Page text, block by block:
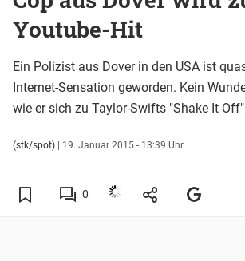
Youtube-Hit
Ein Polizist aus Dover in den USA ist
Internet-Sensation geworden. Kein
wie er sich zu Taylor-Swifts "Shake It
(stk/spot) | 19. Januar 2015 - 13:39 Uhr
0